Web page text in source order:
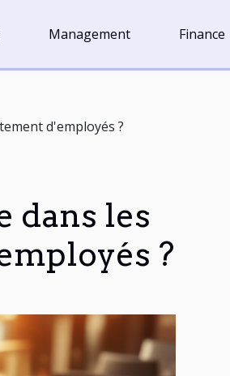
Management Finance
d'employés ?
dans les
?